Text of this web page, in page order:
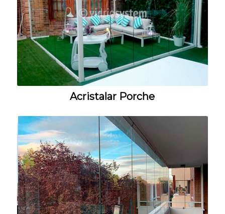
Acristalar Porche